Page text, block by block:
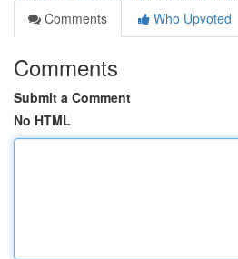
Comments
Who Upvoted
Comments
Submit a Comment
No HTML